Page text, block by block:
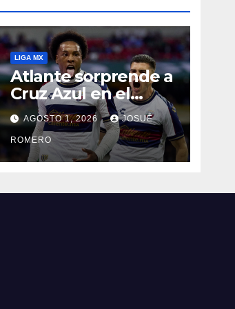
LIGA MX
Atlante sorprende a
Cruz Azul en el
Banorte
AGOSTO 1, 2026 JOSUÉ
ROMERO